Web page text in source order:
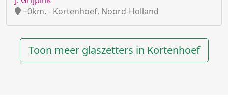
+0km. - Kortenhoef, Noord-Holland
Toon meer glaszetters in Kortenhoef